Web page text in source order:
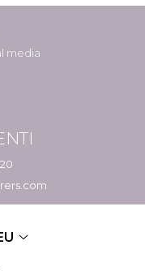
media